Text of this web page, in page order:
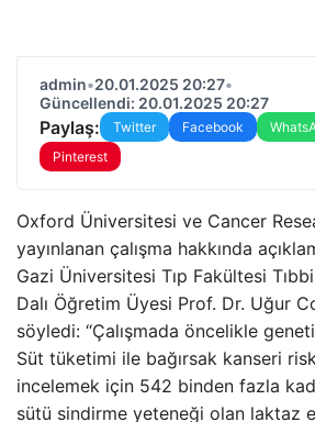
admin•20.01.2025 20:27•
Güncellendi: 20.01.2025 20:27
Paylaş: Twitter Facebook
Pinterest
Oxford Üniversitesi ve Cancer
yayınlanan çalışma hakkında
Gazi Üniversitesi Tıp Fakültesi
Dalı Öğretim Üyesi Prof. Dr. Uğur
söyledi: “Çalışmada öncelikle
Süt tüketimi ile bağırsak kanseri
incelemek için 542 binden fazla
sütü sindirme yeteneği olan laktaz